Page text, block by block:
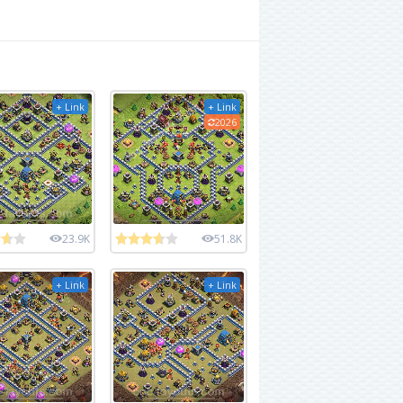
+ Link
23.9K
+ Link
2026
51.8K
+ Link + Link